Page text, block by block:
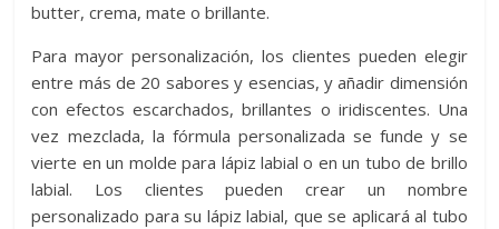
butter, crema, mate o brillante.
Para mayor personalización, los clientes pueden elegir
entre más de 20 sabores y esencias, y añadir dimensión
con efectos escarchados, brillantes o iridiscentes. Una
vez mezclada, la fórmula personalizada se funde y se
vierte en un molde para lápiz labial o en un tubo de brillo
labial. Los clientes pueden crear un nombre
personalizado para su lápiz labial, que se aplicará al tubo